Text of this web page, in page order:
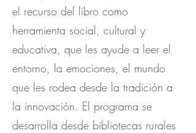
el recurso del libro como
herramienta social, cultural y
educativa, que les ayude a leer el
entorno, la emociones, el mundo
que les rodea desde la tradición a
la innovación. El programa se
desarrolla desde bibliotecas rurales